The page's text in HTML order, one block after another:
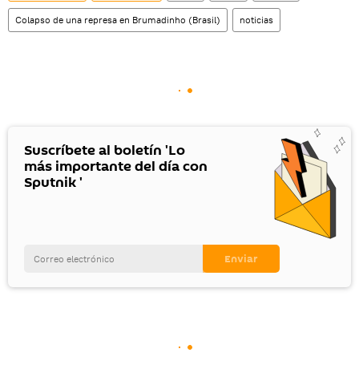
Colapso de una represa en Brumadinho (Brasil) noticias
Suscríbete al boletín 'Lo
más importante del día con
Sputnik '